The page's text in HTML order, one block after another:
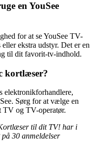
en YouSee
for at se YouSee TV-
ekstra udstyr. Det er en
til dit favorit-tv-indhold.
kortlæser?
elektronikforhandlere,
Sørg for at vælge en
TV og TV-operatør.
til dit TV! har i
på 30 anmeldelser